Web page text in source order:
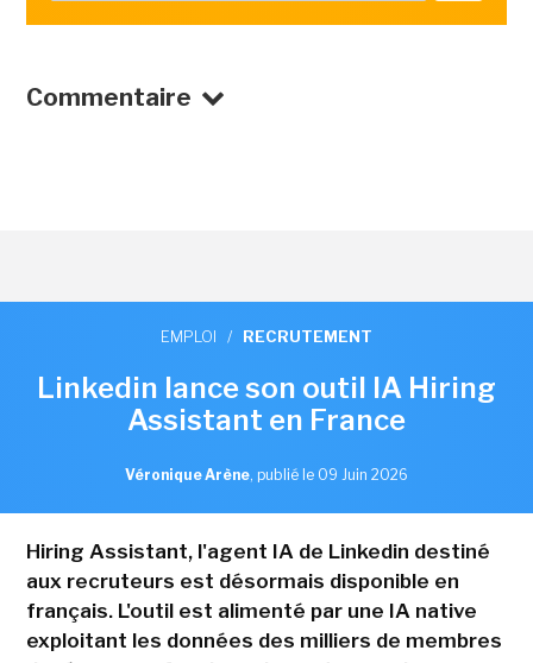
Commentaire
EMPLOI / RECRUTEMENT
Linkedin lance son outil IA Hiring
Assistant en France
Véronique Arène, publié le 09 Juin 2026
Hiring Assistant, l'agent IA de Linkedin destiné
aux recruteurs est désormais disponible en
français. L'outil est alimenté par une IA native
exploitant les données des milliers de membres